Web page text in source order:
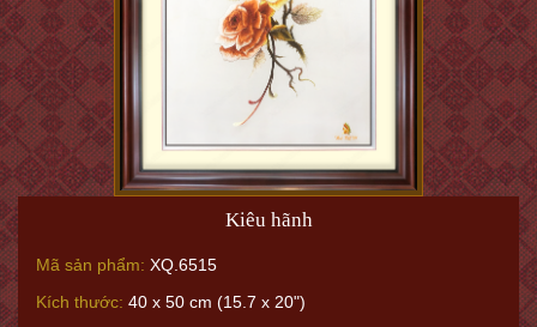
Kiêu hãnh
Mã sản phẩm: XQ.6515
Kích thước: 40 x 50 cm (15.7 x 20")